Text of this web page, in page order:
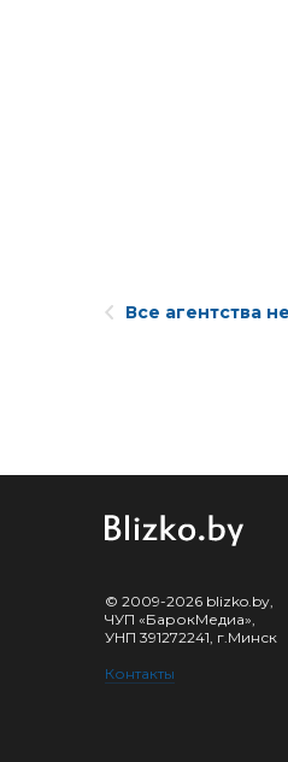
Все агентства
© 2009-2026 blizko.by,
ЧУП «БарокМедиа»,
УНП 391272241, г.Минск
Контакты